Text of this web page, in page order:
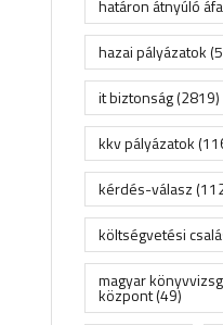
határon átnyúló
hazai pályázatok
it biztonság(2819)
kkv pályázatok
kérdés-válasz
költségvetési
magyar
központ(49)